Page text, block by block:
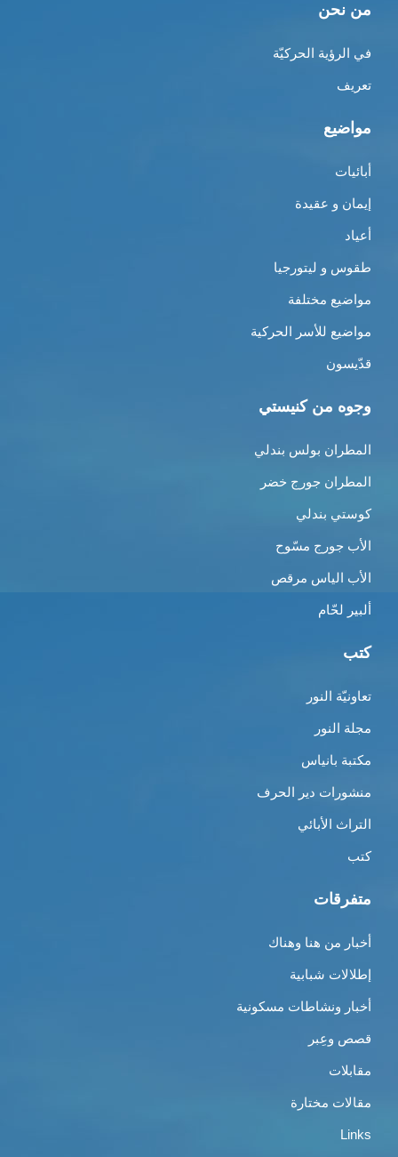
من نحن
في الرؤية الحركيّة
تعريف
مواضيع
أبائيات
إيمان و عقيدة
أعياد
طقوس و ليتورجيا
مواضيع مختلفة
مواضيع للأسر الحركية
قدّيسون
وجوه من كنيستي
المطران بولس بندلي
المطران جورج خضر
كوستي بندلي
الأب جورج مسّوح
الأب الياس مرقص
ألبير لحّام
كتب
تعاونيّة النور
مجلة النور
مكتبة بانياس
منشورات دير الحرف
التراث الأبائي
كتب
متفرقات
أخبار من هنا وهناك
إطلالات شبابية
أخبار ونشاطات مسكونية
قصص وعِبر
مقابلات
مقالات مختارة
Links